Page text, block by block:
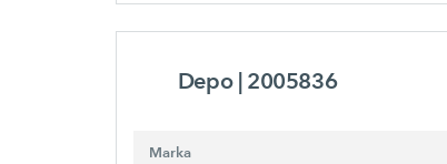
Depo | 2005836
Marka